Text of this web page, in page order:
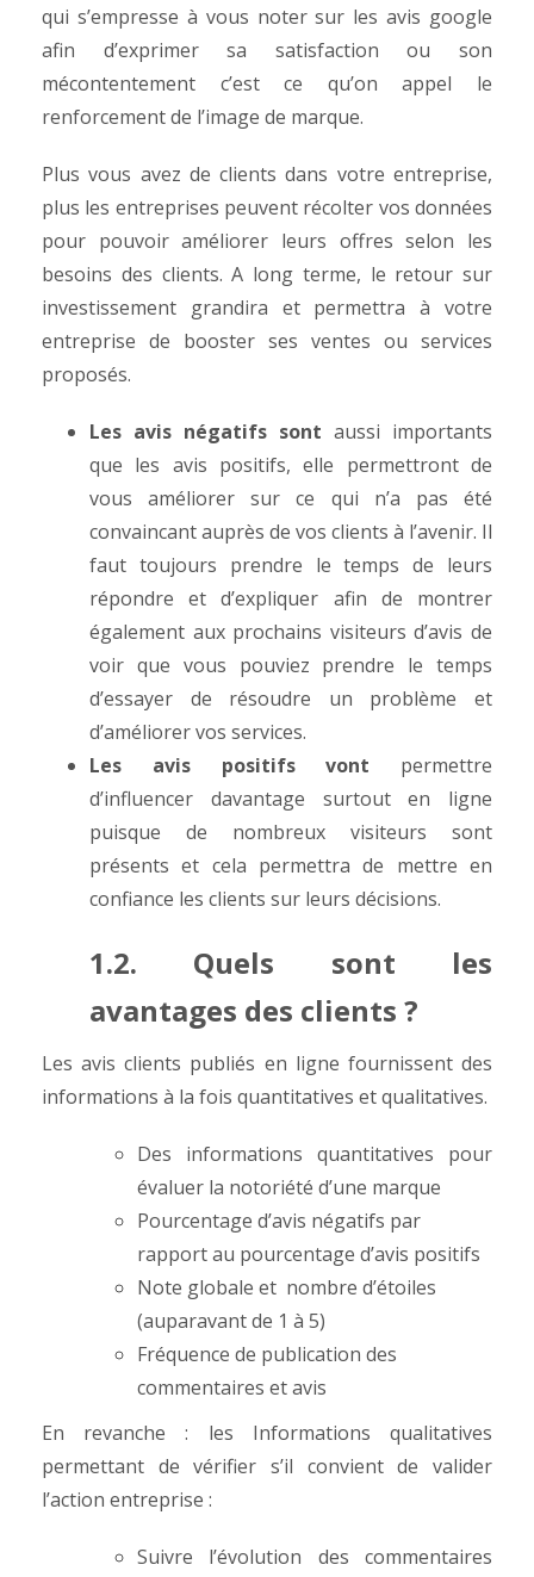
qui s’empresse à vous noter sur les avis google
afin d’exprimer sa satisfaction ou son
mécontentement c’est ce qu’on appel le
renforcement de l’image de marque.
Plus vous avez de clients dans votre entreprise,
plus les entreprises peuvent récolter vos données
pour pouvoir améliorer leurs offres selon les
besoins des clients. A long terme, le retour sur
investissement grandira et permettra à votre
entreprise de booster ses ventes ou services
proposés.
Les avis négatifs sont aussi importants
que les avis positifs, elle permettront de
vous améliorer sur ce qui n’a pas été
convaincant auprès de vos clients à l’avenir. Il
faut toujours prendre le temps de leurs
répondre et d’expliquer afin de montrer
également aux prochains visiteurs d’avis de
voir que vous pouviez prendre le temps
d’essayer de résoudre un problème et
d’améliorer vos services.
Les avis positifs vont permettre
d’influencer davantage surtout en ligne
puisque de nombreux visiteurs sont
présents et cela permettra de mettre en
confiance les clients sur leurs décisions.
1.2. Quels sont les
avantages des clients ?
Les avis clients publiés en ligne fournissent des
informations à la fois quantitatives et qualitatives.
Des informations quantitatives pour
évaluer la notoriété d’une marque
Pourcentage d’avis négatifs par
rapport au pourcentage d’avis positifs
Note globale et nombre d’étoiles
(auparavant de 1 à 5)
Fréquence de publication des
commentaires et avis
En revanche : les Informations qualitatives
permettant de vérifier s’il convient de valider
l’action entreprise :
Suivre l’évolution des commentaires